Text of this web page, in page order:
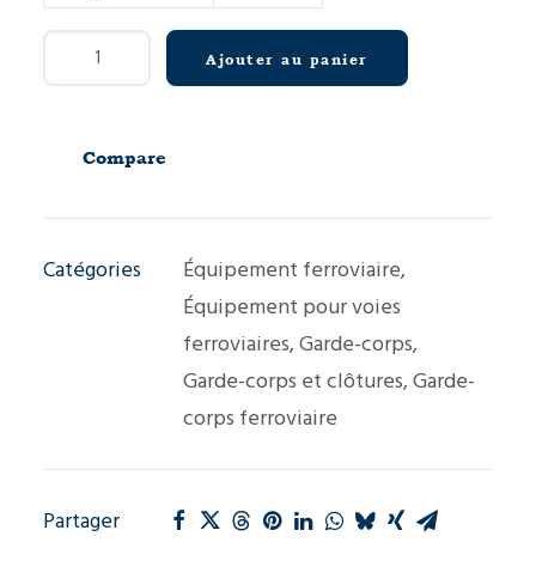
quantité
corps
Ajouter au panier
Compare
Catégories Équipement ferroviaire,
Équipement pour voies
ferroviaires,Garde-corps,
Garde-corps et clôtures,Garde-
corps ferroviaire
Partager